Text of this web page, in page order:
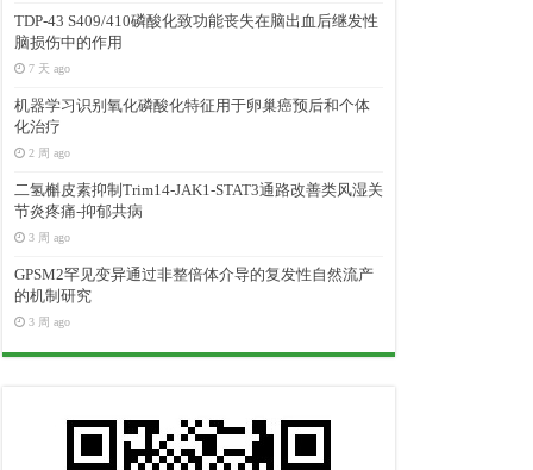
TDP-43 S409/410磷酸化致功能丧失在脑出血后继发性
脑损伤中的作用
7 天 ago
机器学习识别氧化磷酸化特征用于卵巢癌预后和个体
化治疗
2 周 ago
二氢槲皮素抑制Trim14-JAK1-STAT3通路改善类风湿关
节炎疼痛-抑郁共病
3 周 ago
GPSM2罕见变异通过非整倍体介导的复发性自然流产
的机制研究
3 周 ago